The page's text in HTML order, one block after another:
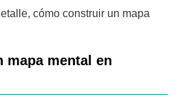
cómo construir un mapa
mapa mental en